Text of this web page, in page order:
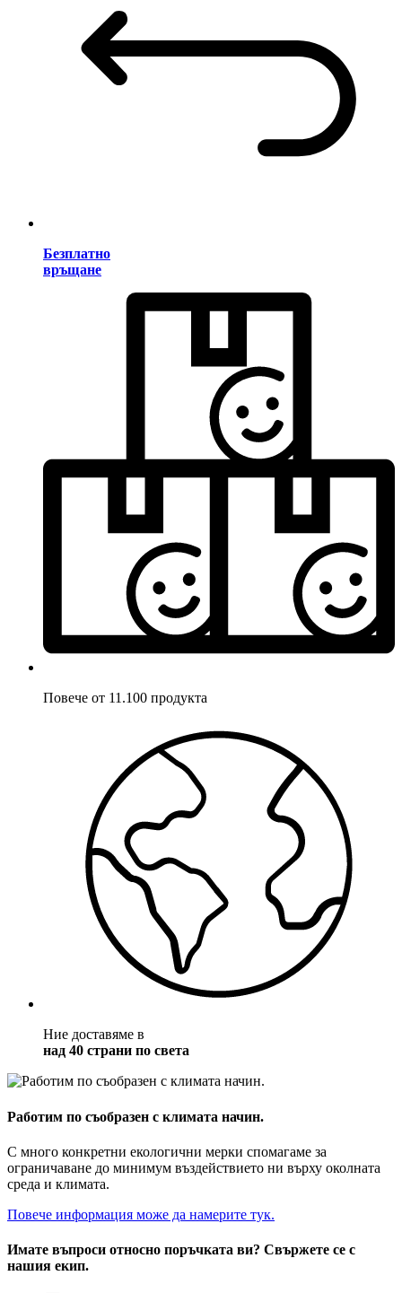
Безплатно
връщане
Повече от 11.100 продукта
Ние доставяме в
над 40 страни по света
Работим по съобразен с климата начин.
С много конкретни екологични мерки спомагаме за
ограничаване до минимум въздействието ни върху околната
среда и климата.
Повече информация може да намерите тук.
Имате въпроси относно поръчката ви? Свържете се с
нашия екип.